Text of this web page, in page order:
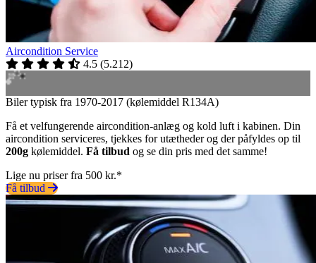
Aircondition Service
4.5 (5.212)
Biler typisk fra 1970-2017 (kølemiddel R134A)
Få et velfungerende aircondition-anlæg og kold luft i kabinen. Din
aircondition serviceres, tjekkes for utætheder og der påfyldes op til
200g kølemiddel. Få tilbud og se din pris med det samme!
Lige nu priser fra 500 kr.*
Få tilbud